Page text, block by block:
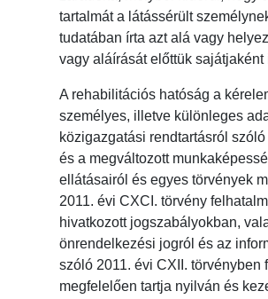
tartalmát a látássérült
tudatában írta azt alá vagy
vagy aláírását előttük sajátjaként
A rehabilitációs hatóság a
személyes, illetve különleges
közigazgatási rendtartásról
és a megváltozott
ellátásairól és egyes törvények
2011. évi CXCI. törvény
hivatkozott jogszabályokban,
önrendelkezési jogról és az
szóló 2011. évi CXII. törvényben
megfelelően tartja nyilván és